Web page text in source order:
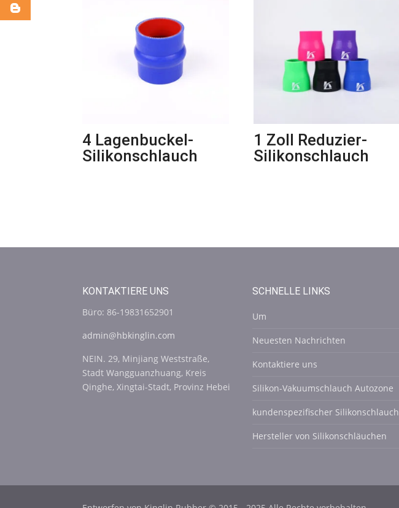
4 Lagenbuckel-
Silikonschlauch
1 Zoll Reduzier-
Silikonschlauch
KONTAKTIERE UNS
Büro: 86-19831652901
admin@hbkinglin.com
NEIN. 29, Minjiang Weststraße,
Stadt Wangguanzhuang, Kreis
Qinghe, Xingtai-Stadt, Provinz Hebei
SCHNELLE LINKS
Um
Neuesten Nachrichten
Kontaktiere uns
Silikon-Vakuumschlauch Autozone
kundenspezifischer Silikonschlauch
Hersteller von Silikonschläuchen